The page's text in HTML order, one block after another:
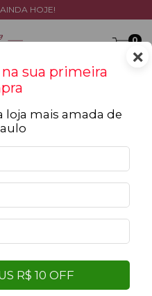
HOJE!
0
×
na sua primeira
loja mais amada de
R$ 10 OFF